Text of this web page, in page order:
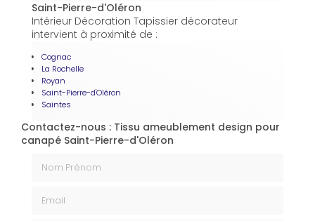
Saint-Pierre-d'Oléron
Intérieur Décoration Tapissier décorateur
intervient à proximité de :
Cognac
La Rochelle
Royan
Saint-Pierre-d'Oléron
Saintes
Contactez-nous : Tissu ameublement design pour
canapé Saint-Pierre-d'Oléron